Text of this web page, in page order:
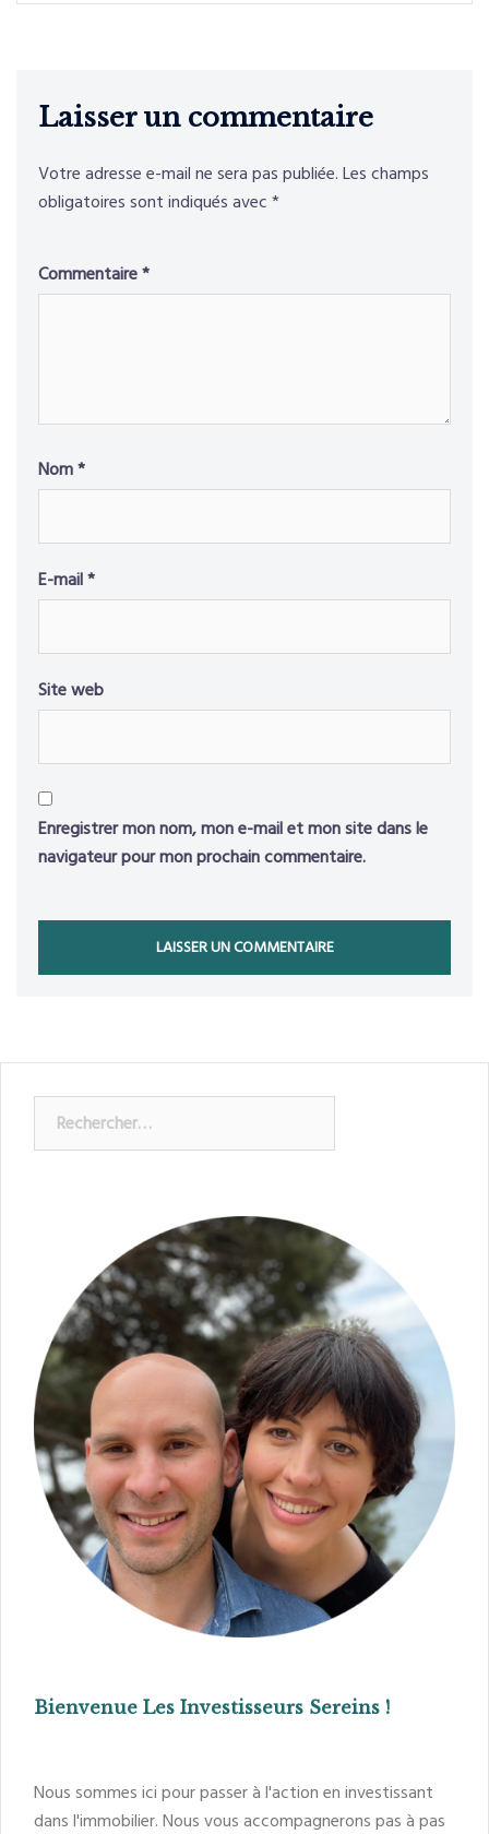
Laisser un commentaire
Votre adresse e-mail ne sera pas publiée. Les champs
obligatoires sont indiqués avec *
Commentaire*
Nom*
E-mail*
Site web
Enregistrer mon nom, mon e-mail et mon site dans le
navigateur pour mon prochain commentaire.
Bienvenue Les Investisseurs Sereins !
Nous sommes ici pour passer à l'action en investissant
dans l'immobilier. Nous vous accompagnerons pas à pas